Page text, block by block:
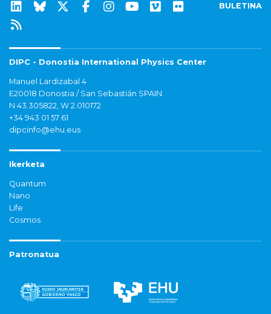
BULETINA
DIPC - Donostia International Physics Center
Manuel Lardizabal 4
E20018 Donostia / San Sebastián SPAIN
N 43.305822, W 2.010172
+34 943 01 57 61
dipcinfo@ehu.eus
Ikerketa
Quantum
Nano
Life
Cosmos
Patronatua